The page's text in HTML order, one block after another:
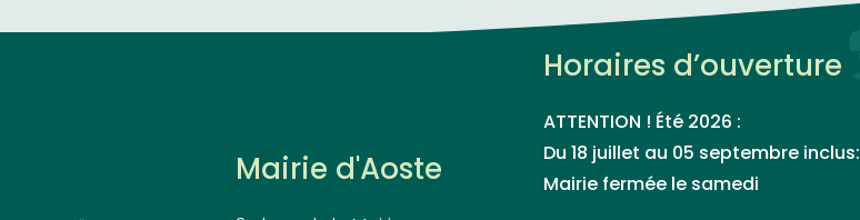
Mairie d'Aoste
Horaires d’ouverture
ATTENTION ! Été 2026 :
Du 18 juillet au 05 septembre inclus:
Mairie fermée le samedi